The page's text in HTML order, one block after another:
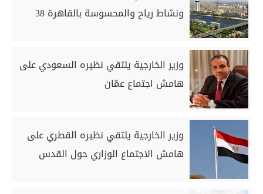
ونشاط رياح والمحسوسة بالقاهرة 38
وزير الخارجية يلتقي نظيره السعودي على
هامش اجتماع عمّان
وزير الخارجية يلتقي نظيره القطري على
هامش الاجتماع الوزاري حول القدس